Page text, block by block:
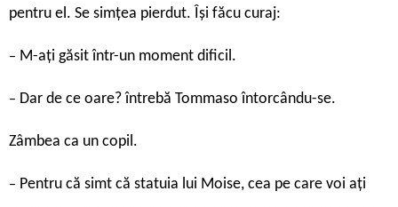
pentru el. Se simțea pierdut. Își făcu curaj:
– M-ați găsit într-un moment dificil.
– Dar de ce oare? întrebă Tommaso întorcându-se.
Zâmbea ca un copil.
– Pentru că simt că statuia lui Moise, cea pe care voi ați